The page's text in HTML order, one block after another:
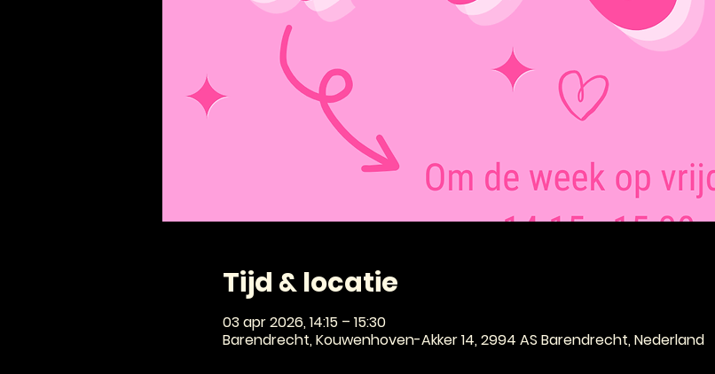
Tijd & locatie
03 apr 2026, 14:15 – 15:30
Barendrecht, Kouwenhoven-Akker 14, 2994 AS Barendrecht, Nederland